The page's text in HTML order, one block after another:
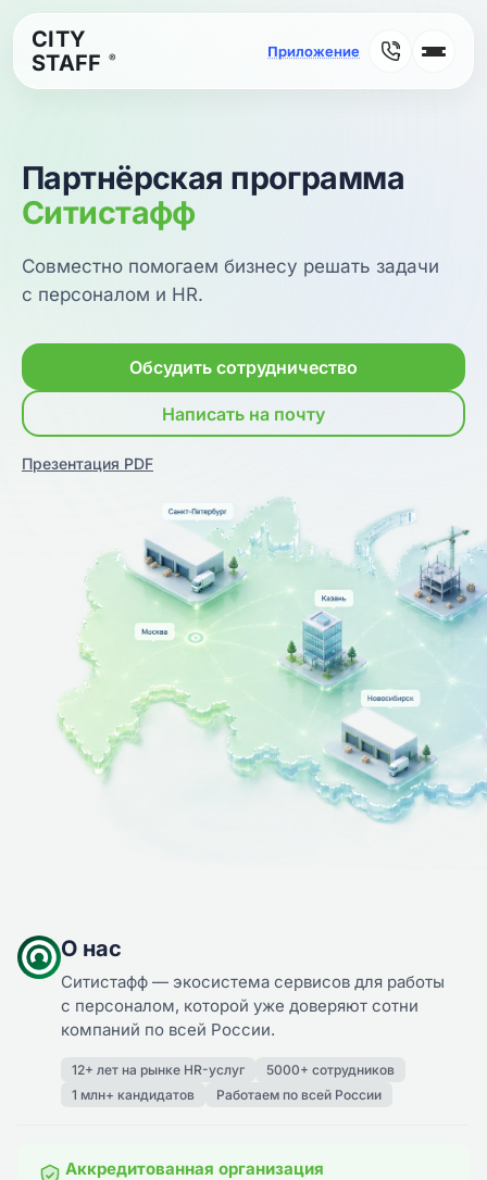
CITY
STAFF
®
Партнёрская программа
Ситистафф
Совместно помогаем бизнесу решать задачи
с персоналом и HR.
Обсудить сотрудничество
Написать на почту
Презентация PDF
О нас
Ситистафф — экосистема сервисов для работы
с персоналом, которой уже доверяют сотни
компаний по всей России.
12+ лет на рынке HR-услуг
5000+ сотрудников
1 млн+ кандидатов
Работаем по всей России
Аккредитованная организация